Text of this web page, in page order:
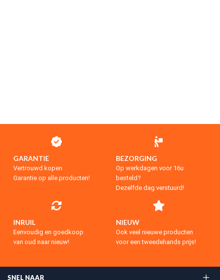
GARANTIE
Vertrouwd kopen
Garantie op alle producten!
BEZORGING
Op werkdagen voor 16u
besteld?
Dezelfde dag verstuurd!
INRUIL
Eenvoudig en goedkoop
van oud naar nieuw!
NIEUW
Ook veel nieuwe producten
voor een tweedehands prijs!
SNEL NAAR